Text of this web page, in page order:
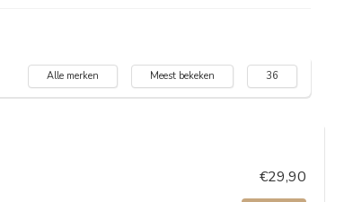
Alle merken Meest bekeken 36
€29,90